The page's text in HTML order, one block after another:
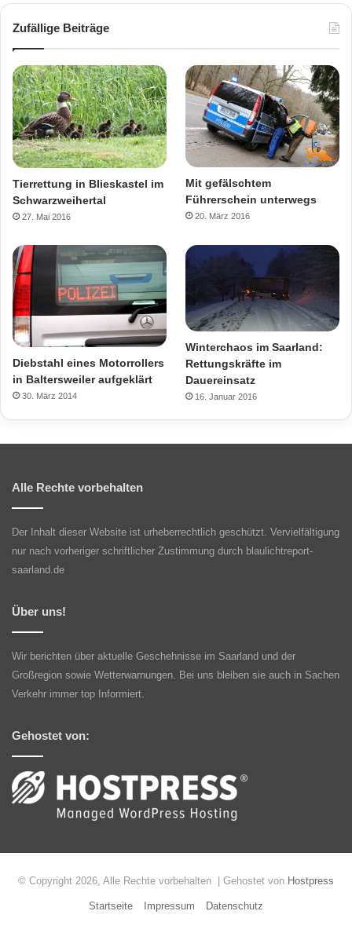
Zufällige Beiträge
Tierrettung in Blieskastel im
Schwarzweihertal
27. Mai 2016
Mit gefälschtem
Führerschein unterwegs
20. März 2016
Diebstahl eines Motorrollers
in Baltersweiler aufgeklärt
30. März 2014
Winterchaos im Saarland:
Rettungskräfte im
Dauereinsatz
16. Januar 2016
Alle Rechte vorbehalten
Der Inhalt dieser Website ist urheberrechtlich geschützt. Vervielfältigung
nur nach vorheriger schriftlicher Zustimmung durch blaulichtreport-
saarland.de
Über uns!
Wir berichten über aktuelle Geschehnisse im Saarland und der
Großregion sowie Wetterwarnungen. Bei uns bleiben sie auch in Sachen
Verkehr immer top Informiert.
Gehostet von:
© Copyright 2026, Alle Rechte vorbehalten | Gehostet von Hostpress
Startseite Impressum Datenschutz